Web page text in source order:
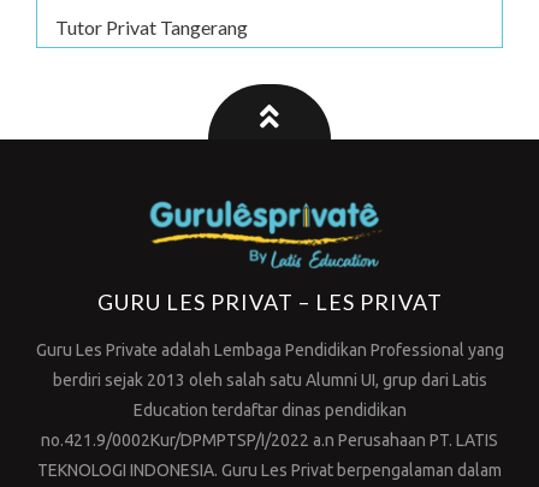
Tutor Privat Tangerang
GURU LES PRIVAT – LES PRIVAT
Guru Les Private adalah Lembaga Pendidikan Professional yang
berdiri sejak 2013 oleh salah satu Alumni UI, grup dari Latis
Education terdaftar dinas pendidikan
no.421.9/0002Kur/DPMPTSP/I/2022 a.n Perusahaan PT. LATIS
TEKNOLOGI INDONESIA. Guru Les Privat berpengalaman dalam